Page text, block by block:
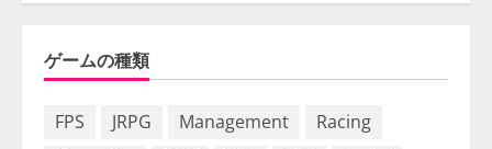
ゲームの種類
FPS JRPG Management
Racing